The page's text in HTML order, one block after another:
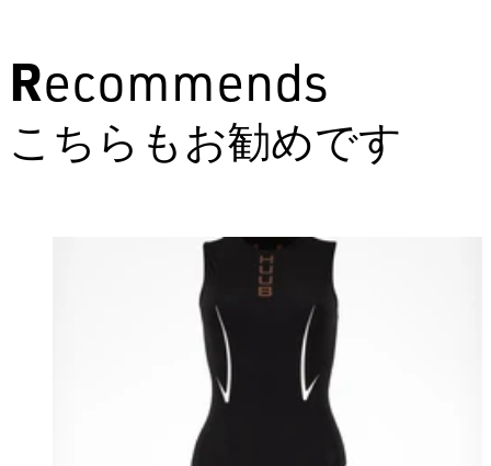
Recommends
こちらもお勧めです